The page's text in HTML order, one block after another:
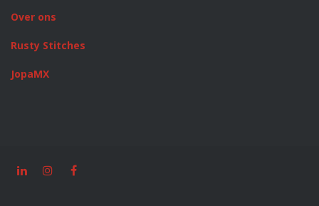
Over ons
Rusty Stitches
JopaMX